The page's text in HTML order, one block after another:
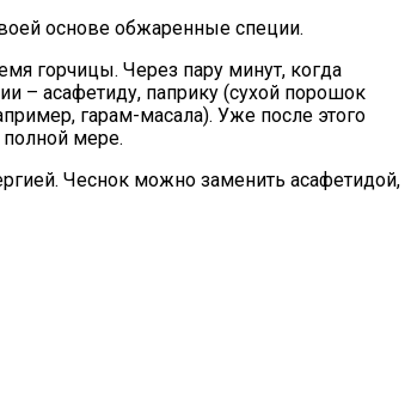
основе обжаренные специи.
горчицы. Через пару минут, когда
– асафетиду, паприку (сухой порошок
гарам-масала). Уже после этого
мере.
Чеснок можно заменить асафетидой,